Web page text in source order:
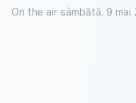
On the air sâmbătă, 9